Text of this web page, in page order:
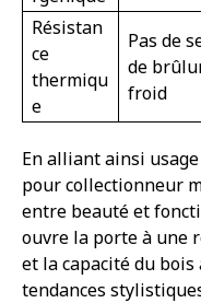
Résistan
ce
thermiqu
e
Pas de
de
froid
En alliant ainsi
pour collectionneur
entre beauté et
ouvre la porte à une
et la capacité du
tendances